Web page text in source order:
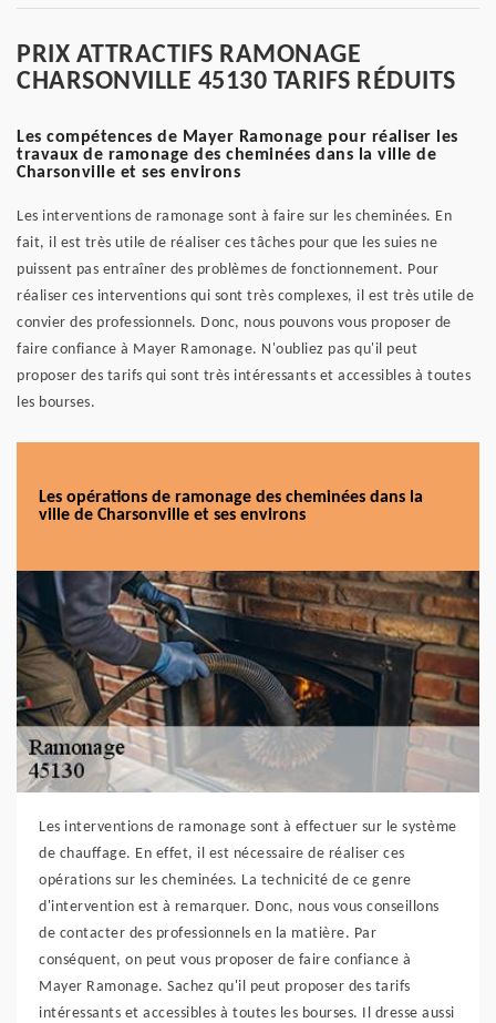
PRIX ATTRACTIFS RAMONAGE
CHARSONVILLE 45130 TARIFS RÉDUITS
Les compétences de Mayer Ramonage pour réaliser les
travaux de ramonage des cheminées dans la ville de
Charsonville et ses environs
Les interventions de ramonage sont à faire sur les cheminées. En
fait, il est très utile de réaliser ces tâches pour que les suies ne
puissent pas entraîner des problèmes de fonctionnement. Pour
réaliser ces interventions qui sont très complexes, il est très utile de
convier des professionnels. Donc, nous pouvons vous proposer de
faire confiance à Mayer Ramonage. N'oubliez pas qu'il peut
proposer des tarifs qui sont très intéressants et accessibles à toutes
les bourses.
Les opérations de ramonage des cheminées dans la
ville de Charsonville et ses environs
Les interventions de ramonage sont à effectuer sur le système
de chauffage. En effet, il est nécessaire de réaliser ces
opérations sur les cheminées. La technicité de ce genre
d'intervention est à remarquer. Donc, nous vous conseillons
de contacter des professionnels en la matière. Par
conséquent, on peut vous proposer de faire confiance à
Mayer Ramonage. Sachez qu'il peut proposer des tarifs
intéressants et accessibles à toutes les bourses. Il dresse aussi